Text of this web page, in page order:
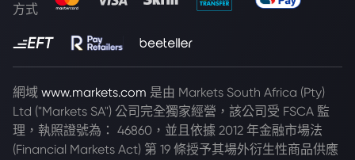
方式
網域 www.markets.com 是由 Markets South Africa (Pty)
Ltd ("Markets SA") 公司完全獨家經營，該公司受 FSCA 監
理，執照證號為： 46860，並且依據 2012 年金融市場法
(Financial Markets Act) 第 19 條授予其場外衍生性商品供應